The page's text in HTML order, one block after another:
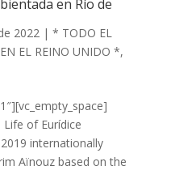
en Río de
2022| * TODO EL
EL REINO UNIDO *,
of Eurídice
internationally
Aïnouz based on the